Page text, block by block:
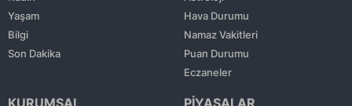
Yaşam
Bilgi
Son Dakika
Hava Durumu
Namaz Vakitleri
Puan Durumu
Eczaneler